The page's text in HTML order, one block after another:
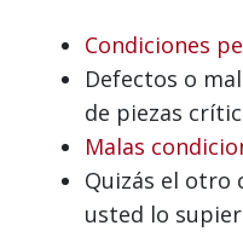
Condiciones
Defectos o
de piezas
Malas
Quizás el otro
usted lo